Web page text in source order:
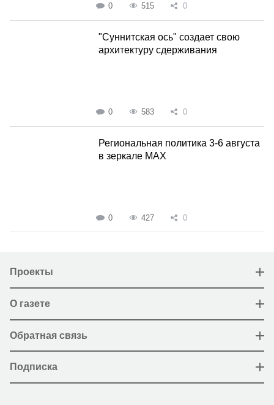
0 515 0
"Суннитская ось" создает свою
архитектуру сдерживания
0 583 0
Региональная политика 3-6 августа
в зеркале MAX
0 427 0
Проекты
О газете
Обратная связь
Подписка